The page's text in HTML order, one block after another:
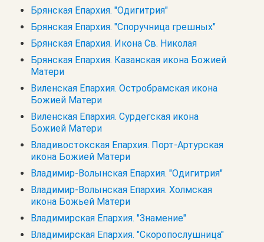
Брянская Епархия. "Одигитрия"
Брянская Епархия. "Споручница грешных"
Брянская Епархия. Икона Св. Николая
Брянская Епархия. Казанская икона Божией
Матери
Виленская Епархия. Остробрамская икона
Божией Матери
Виленская Епархия. Сурдегская икона
Божией Матери
Владивостокская Епархия. Порт-Артурская
икона Божией Матери
Владимир-Волынская Епархия. "Одигитрия"
Владимир-Волынская Епархия. Холмская
икона Божьей Матери
Владимирская Епархия. "Знамение"
Владимирская Епархия. "Скоропослушница"